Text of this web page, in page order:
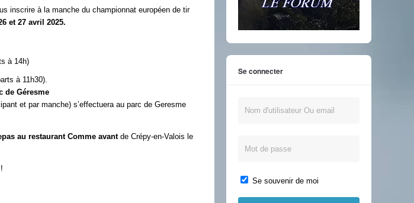
inscrire à la manche du championnat européen de tir
et 27 avril 2025.
à 14h)
à 11h30).
de Géresme
et par manche) s’effectuera au parc de Geresme
au restaurant Comme avantde Crépy-en-Valois le
Se connecter
Se souvenir de moi